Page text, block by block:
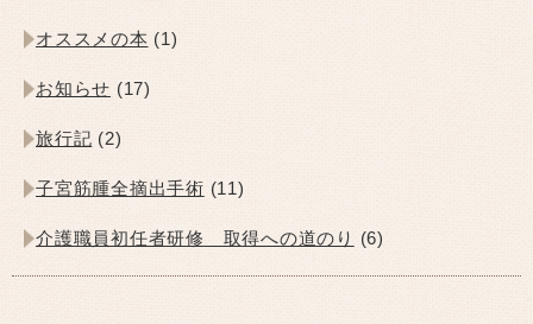
オススメの本 (1)
お知らせ (17)
旅行記 (2)
子宮筋腫全摘出手術 (11)
介護職員初任者研修 取得への道のり (6)